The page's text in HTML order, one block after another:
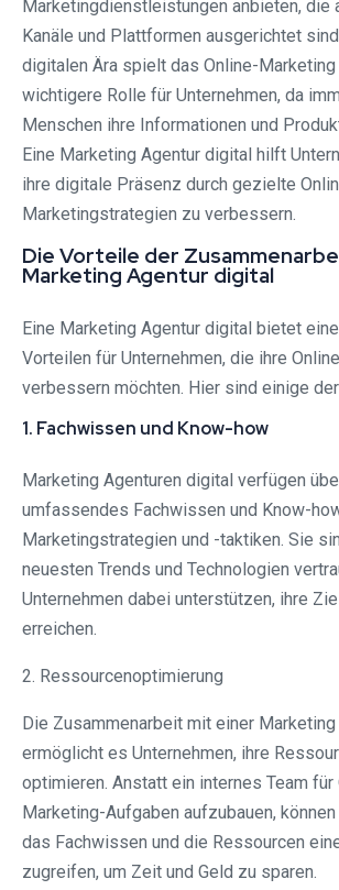
Marketingdienstleistungen anbieten, die
Kanäle und Plattformen ausgerichtet
digitalen Ära spielt das Online-
wichtigere Rolle für Unternehmen, da
Menschen ihre Informationen und
Eine Marketing Agentur digital hilft
ihre digitale Präsenz durch gezielte
Marketingstrategien zu verbessern.
Die Vorteile der
Marketing Agentur digital
Eine Marketing Agentur digital bietet
Vorteilen für Unternehmen, die ihre
verbessern möchten. Hier sind einige
1. Fachwissen und Know-how
Marketing Agenturen digital verfügen
umfassendes Fachwissen und Know-
Marketingstrategien und -taktiken. Sie
neuesten Trends und Technologien
Unternehmen dabei unterstützen, ihre
erreichen.
2. Ressourcenoptimierung
Die Zusammenarbeit mit einer
ermöglicht es Unternehmen, ihre
optimieren. Anstatt ein internes Team für
Marketing-Aufgaben aufzubauen,
das Fachwissen und die Ressourcen
zugreifen, um Zeit und Geld zu sparen.